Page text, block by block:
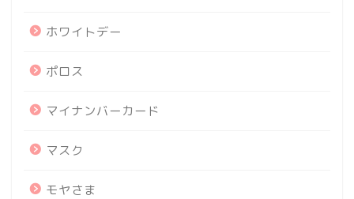
ホワイトデー
ポロス
マイナンバーカード
マスク
モヤさま